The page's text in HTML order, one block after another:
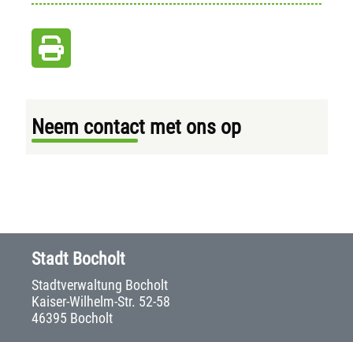
Neem contact met ons op
Stadt Bocholt
Stadtverwaltung Bocholt
Kaiser-Wilhelm-Str. 52-58
46395 Bocholt